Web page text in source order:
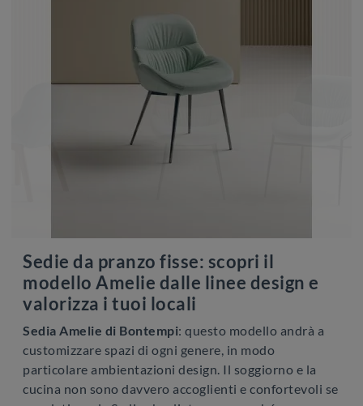
Sedie da pranzo fisse: scopri il
modello Amelie dalle linee design e
valorizza i tuoi locali
Sedia Amelie di Bontempi: questo modello andrà a
customizzare spazi di ogni genere, in modo
particolare ambientazioni design. Il soggiorno e la
cucina non sono davvero accoglienti e confortevoli se